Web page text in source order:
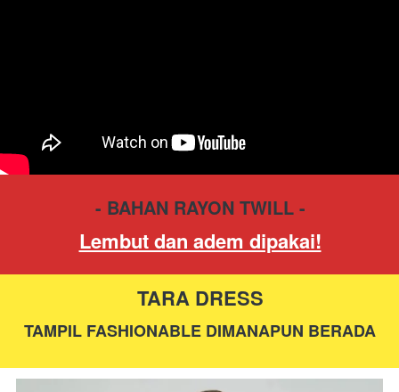
- BAHAN RAYON TWILL -
Lembut dan adem dipakai!
TARA DRESS
TAMPIL FASHIONABLE DIMANAPUN BERADA